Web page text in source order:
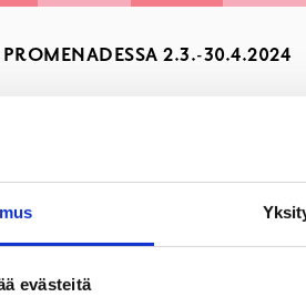
evästeitä
2.3.-30.4.2024